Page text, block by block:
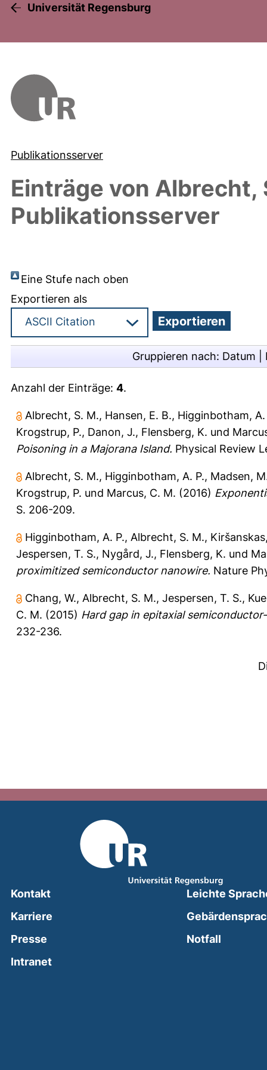
Universität Regensburg
Publikationsserver
Einträge von Albrecht,
Publikationsserver
Eine Stufe nach oben
Exportieren als
Gruppieren nach: Datum
Anzahl der Einträge: 4.
Albrecht, S. M., Hansen, E. B., Higginbotham, A.
Krogstrup, P., Danon, J., Flensberg, K. und
Poisoning in a Majorana Island. Physical Review
Albrecht, S. M., Higginbotham, A. P., Madsen,
Krogstrup, P. und Marcus, C. M. (2016)
S. 206-209.
Higginbotham, A. P., Albrecht, S. M.,
Jespersen, T. S., Nygård, J., Flensberg, K. und
proximitized semiconductor nanowire. Nature
Chang, W., Albrecht, S. M., Jespersen, T. S.,
C. M. (2015) Hard gap in epitaxial
232-236.
Kontakt
Karriere
Presse
Intranet(external link, opens in a new window)
Leichte
Notfall